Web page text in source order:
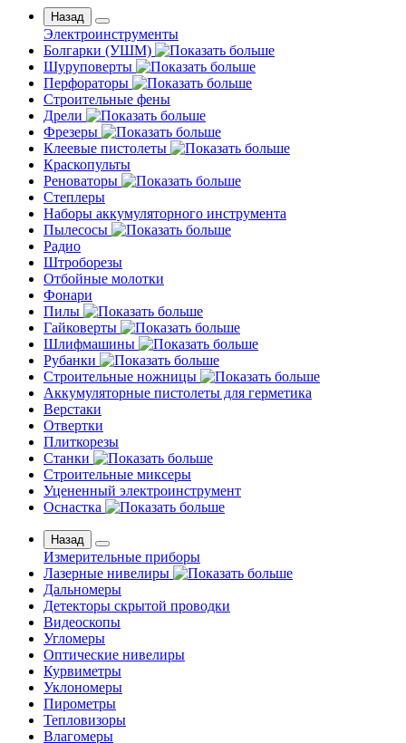
Назад
Электроинструменты
Болгарки (УШМ)
Шуруповерты
Перфораторы
Строительные фены
Дрели
Фрезеры
Клеевые пистолеты
Краскопульты
Реноваторы
Степлеры
Наборы аккумуляторного инструмента
Пылесосы
Радио
Штроборезы
Отбойные молотки
Фонари
Пилы
Гайковерты
Шлифмашины
Рубанки
Строительные ножницы
Аккумуляторные пистолеты для герметика
Верстаки
Отвертки
Плиткорезы
Станки
Строительные миксеры
Уцененный электроинструмент
Оснастка
Назад
Измерительные приборы
Лазерные нивелиры
Дальномеры
Детекторы скрытой проводки
Видеоскопы
Угломеры
Оптические нивелиры
Курвиметры
Уклономеры
Пирометры
Тепловизоры
Влагомеры